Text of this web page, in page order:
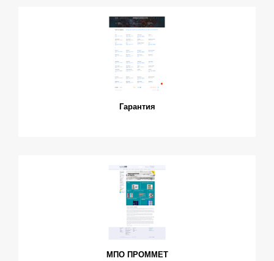
Гарантия
МПО ПРОММЕТ